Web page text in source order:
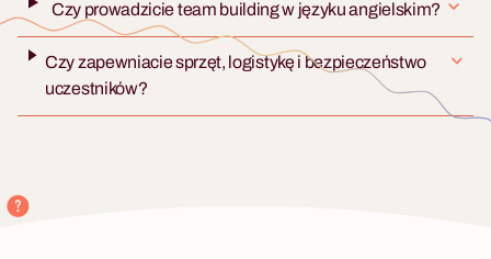
Czy prowadzicie team building w języku angielskim?
Czy zapewniacie sprzęt, logistykę i bezpieczeństwo
uczestników?